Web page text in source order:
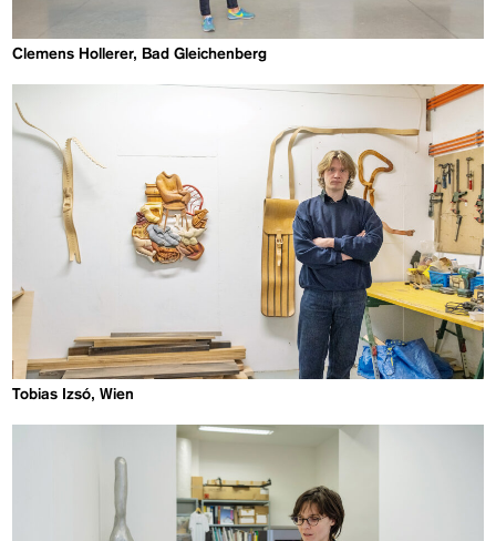
Clemens Hollerer, Bad Gleichenberg
Tobias Izsó, Wien